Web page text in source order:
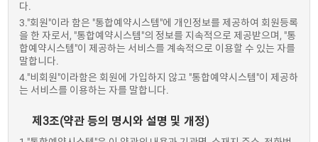
다.
3."회원"이라 함은 "통합예약시스템"에 개인정보를 제공하여 회원등록
을 한 자로서, "통합예약시스템"의 정보를 지속적으로 제공받으며, "통
합예약시스템"이 제공하는 서비스를 계속적으로 이용할 수 있는 자를
말합니다.
4."비회원"이라함은 회원에 가입하지 않고 "통합예약시스템"이 제공하
는 서비스를 이용하는 자를 말합니다.
제3조(약관 등의 명시와 설명 및 개정)